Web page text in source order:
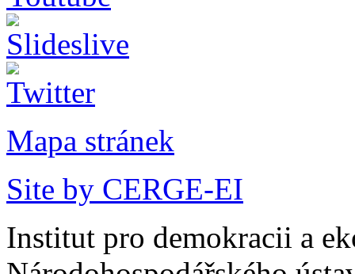
Mapa stránek
Site by CERGE-EI
Institut pro demokracii a